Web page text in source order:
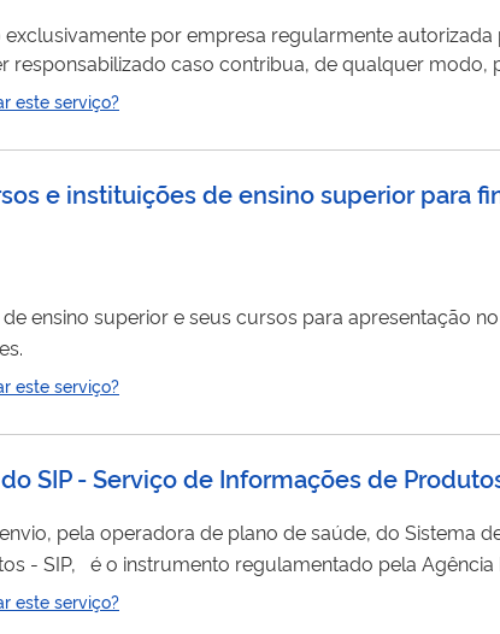
por empresa regularmente autorizada
responsabilizado caso contribua, de qualquer modo,
este serviço?
e instituições de ensino superior para
ensino superior e seus cursos para apresentação
este serviço?
SIP - Serviço de Informações de
pela operadora de plano de saúde, do Sistema
da assistência prestada aos
este serviço?